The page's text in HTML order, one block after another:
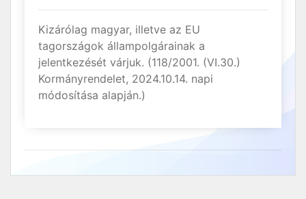
Kizárólag magyar, illetve az EU
tagországok állampolgárainak a
jelentkezését várjuk. (118/2001. (VI.30.)
Kormányrendelet, 2024.10.14. napi
módosítása alapján.)